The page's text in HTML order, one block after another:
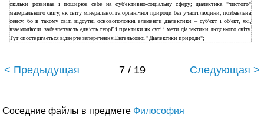
скільки розвиває і поширює себе на суб'єктивно-соціальну сферу; діалектика "чистого"
матеріального світу, як світу мінеральної та органічної природи без участі людини, позбавлена
сенсу, бо в такому світі відсутні основоположні елементи діалектики – суб'єкт і об'єкт, які,
взаємодіючи, забезпечують єдність теорії і практики як суті і мети діалектики людського світу.
Тут спостерігається відверте заперечення Енгельсової "Діалектики природи";
< Предыдущая 7 / 19 Следующая >
Соседние файлы в предмете Философия